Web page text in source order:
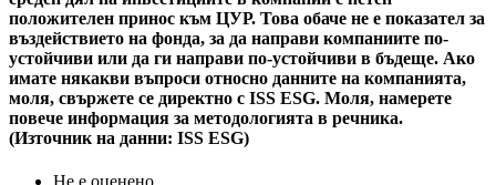
положителен принос към ЦУР. Това обаче не е показател за
въздействието на фонда, за да направи компаниите по-
устойчиви или да ги направи по-устойчиви в бъдеще. Ако
имате някакви въпроси относно данните на компанията,
моля, свържете се директно с ISS ESG. Моля, намерете
повече информация за методологията в речника.
(Източник на данни: ISS ESG)